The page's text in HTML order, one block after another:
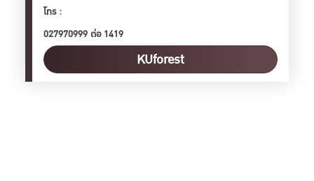
โทร :
027970999 ต่อ 1419
KUforest